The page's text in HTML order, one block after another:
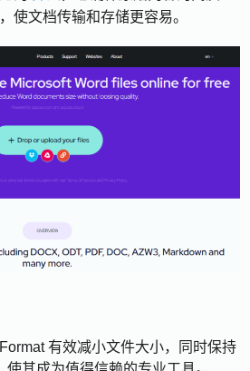
使文档传输和存储更容易。
有效减小文件大小，同时保持